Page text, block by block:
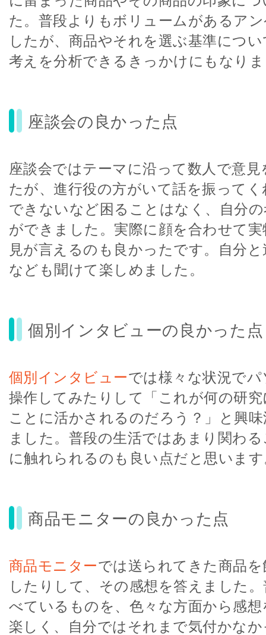
た。普段よりもボリュームがあるア
したが、商品やそれを選ぶ基準につ
考えを分析できるきっかけにもなり
座談会の良かった点
座談会ではテーマに沿って数人で意
たが、進行役の方がいて話を振って
できないなど困ることはなく、自分
ができました。実際に顔を合わせて
見が言えるのも良かったです。自分
なども聞けて楽しめました。
個別インタビューの良かった点
個別インタビューでは様々な状況で
操作してみたりして「これが何の研
ことに活かされるのだろう？」と興
ました。普段の生活ではあまり関わ
に触れられるのも良い点だと思いま
商品モニターの良かった点
商品モニターでは送られてきた商品
したりして、その感想を答えました
べているものを、色々な方面から感
楽しく、自分ではそれまで気付かな